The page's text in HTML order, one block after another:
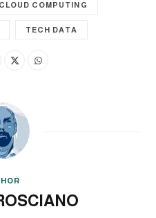
CLOUD COMPUTING
TECH DATA